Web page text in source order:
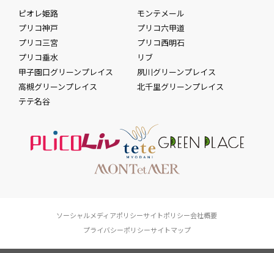
ピオレ姫路
モンテメール
プリコ神戸
プリコ六甲道
プリコ三宮
プリコ西明石
プリコ垂水
リブ
甲子園口グリーンプレイス
夙川グリーンプレイス
高槻グリーンプレイス
北千里グリーンプレイス
テテ名谷
ソーシャルメディアポリシーサイトポリシー会社概要
プライバシーポリシーサイトマップ